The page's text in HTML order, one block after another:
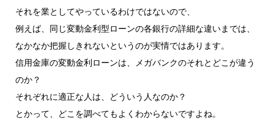
それを業としてやっているわけではないので、
例えば、同じ変動金利型ローンの各銀行の詳細な違いまでは、
なかなか把握しきれないというのが実情ではあります。
信用金庫の変動金利ローンは、メガバンクのそれとどこが違う
のか？
それぞれに適正な人は、どういう人なのか？
とかって、どこを調べてもよくわからないですよね。